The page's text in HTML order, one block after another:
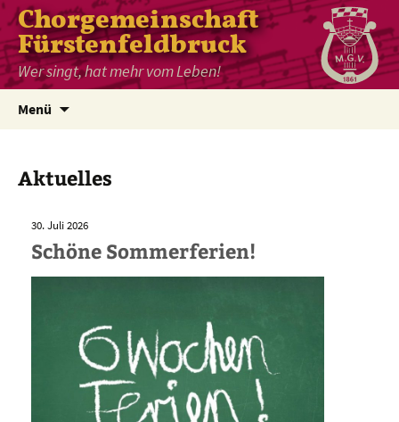
Chorgemeinschaft
Fürstenfeldbruck
Wer singt, hat mehr vom Leben!
Menü
Aktuelles
30. Juli 2026
Schöne Sommerferien!